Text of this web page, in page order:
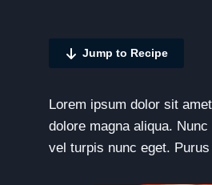
Jump to Recipe
Lorem ipsum dolor sit
dolore magna aliqua.
vel turpis nunc eget.